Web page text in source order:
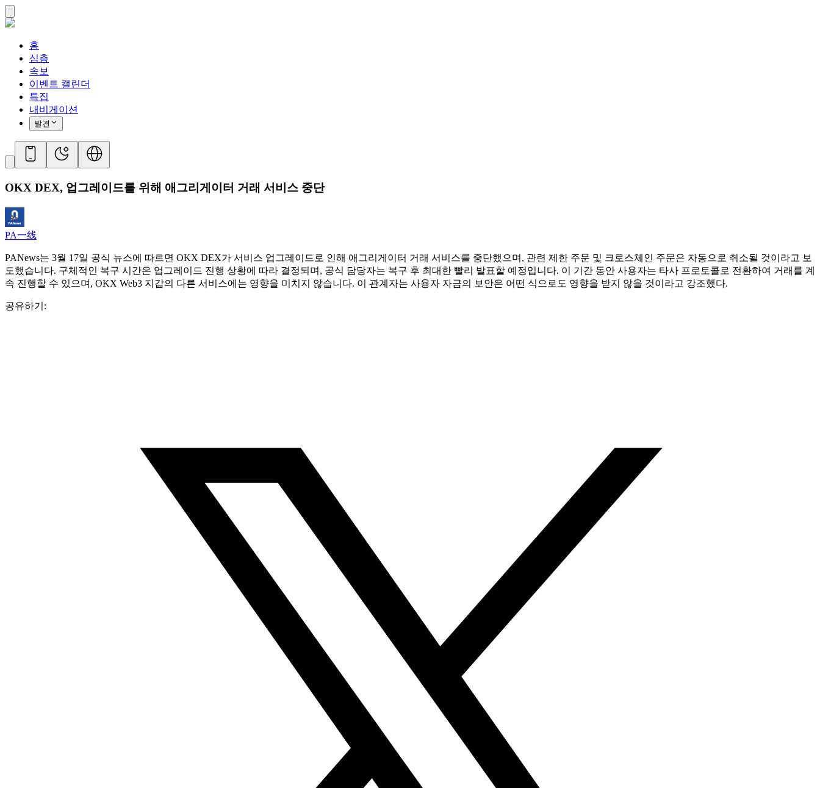
홈
심층
속보
이벤트 캘린더
특집
내비게이션
발견
OKX DEX, 업그레이드를 위해 애그리게이터 거래 서비스 중단
PA一线
PANews는 3월 17일 공식 뉴스에 따르면 OKX DEX가 서비스 업그레이드로 인해 애그리게이터 거래 서비스를 중단했으며, 관련 제한 주문 및 크로스체인 주문은 자동으로 취소될 것이라고 보
도했습니다. 구체적인 복구 시간은 업그레이드 진행 상황에 따라 결정되며, 공식 담당자는 복구 후 최대한 빨리 발표할 예정입니다. 이 기간 동안 사용자는 타사 프로토콜로 전환하여 거래를 계
속 진행할 수 있으며, OKX Web3 지갑의 다른 서비스에는 영향을 미치지 않습니다. 이 관계자는 사용자 자금의 보안은 어떤 식으로도 영향을 받지 않을 것이라고 강조했다.
공유하기: